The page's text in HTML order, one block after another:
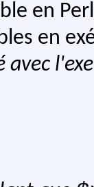
en
en
avec